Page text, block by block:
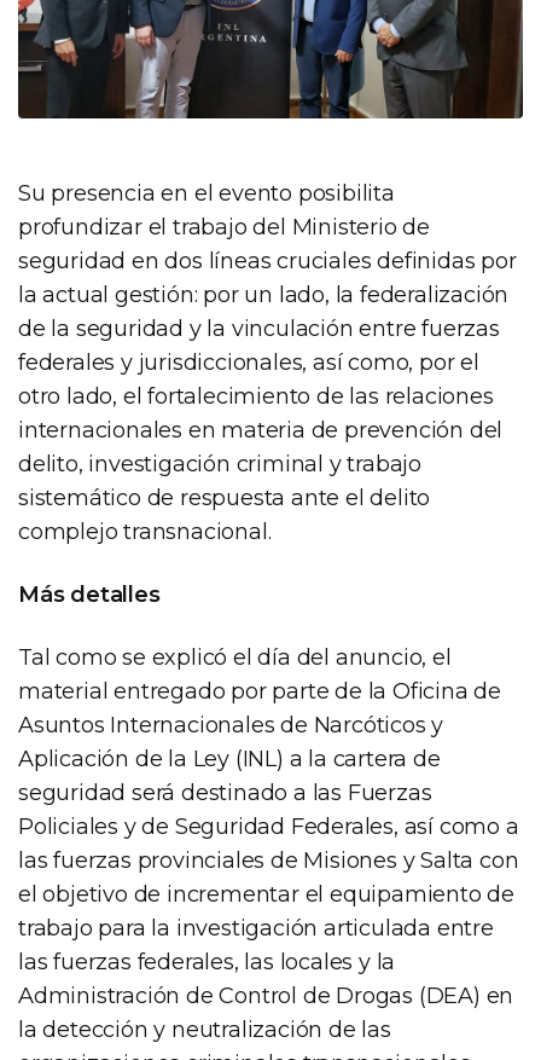
Su presencia en el evento posibilita
profundizar el trabajo del Ministerio de
seguridad en dos líneas cruciales definidas por
la actual gestión: por un lado, la federalización
de la seguridad y la vinculación entre fuerzas
federales y jurisdiccionales, así como, por el
otro lado, el fortalecimiento de las relaciones
internacionales en materia de prevención del
delito, investigación criminal y trabajo
sistemático de respuesta ante el delito
complejo transnacional.
Más detalles
Tal como se explicó el día del anuncio, el
material entregado por parte de la Oficina de
Asuntos Internacionales de Narcóticos y
Aplicación de la Ley (INL) a la cartera de
seguridad será destinado a las Fuerzas
Policiales y de Seguridad Federales, así como a
las fuerzas provinciales de Misiones y Salta con
el objetivo de incrementar el equipamiento de
trabajo para la investigación articulada entre
las fuerzas federales, las locales y la
Administración de Control de Drogas (DEA) en
la detección y neutralización de las